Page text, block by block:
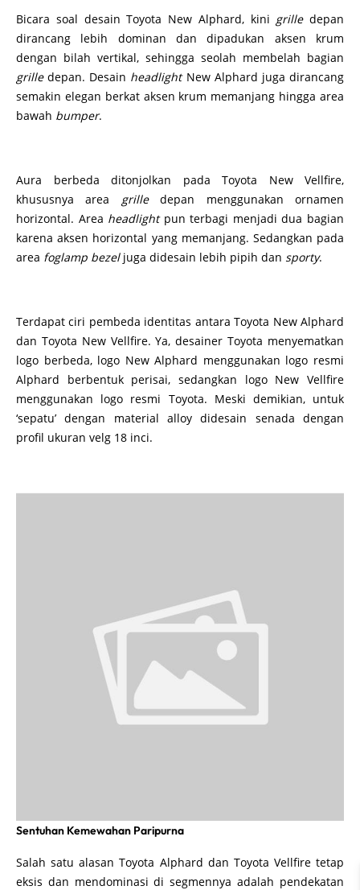
Bicara soal desain Toyota New Alphard, kini grilledepan
dirancang lebih dominan dan dipadukan aksen krum
dengan bilah vertikal, sehingga seolah membelah bagian
grilledepan. Desain headlightNew Alphard juga dirancang
semakin elegan berkat aksen krum memanjang hingga area
bawah bumper.
Aura berbeda ditonjolkan pada Toyota New Vellfire,
khususnya area grilledepan menggunakan ornamen
horizontal. Area headlightpun terbagi menjadi dua bagian
karena aksen horizontal yang memanjang. Sedangkan pada
area foglamp bezeljuga didesain lebih pipih dan sporty.
Terdapat ciri pembeda identitas antara Toyota New Alphard
dan Toyota New Vellfire. Ya, desainer Toyota menyematkan
logo berbeda, logo New Alphard menggunakan logo resmi
Alphard berbentuk perisai, sedangkan logo New Vellfire
menggunakan logo resmi Toyota. Meski demikian, untuk
‘sepatu’ dengan material alloy didesain senada dengan
profil ukuran velg 18 inci.
Sentuhan Kemewahan Paripurna
Salah satu alasan Toyota Alphard dan Toyota Vellfire tetap
eksis dan mendominasi di segmennya adalah pendekatan